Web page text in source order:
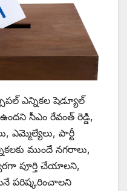
ఎన్నికల షెడ్యూల్
సీఎం రేవంత్ రెడ్డి,
ఎమ్మెల్యేలు, పార్టీ
ముందే నగరాలు,
పూర్తి చేయాలని,
పరిష్కరించాలని